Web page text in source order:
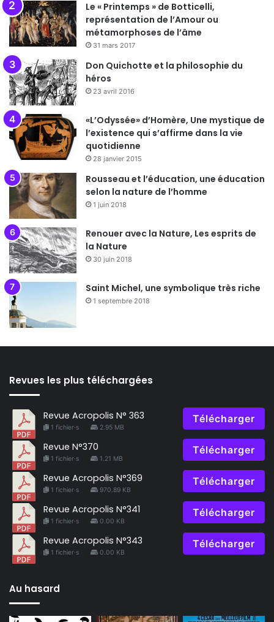
Le « Printemps » de Botticelli,
représentation de l’Amour ou
métamorphoses de l’âme
31 mars 2017
Don Quichotte et la philosophie du
héros
23 avril 2016
«L’Odyssée» d’Homère, Une mystique de
l’existence qui s’affirme dans la vie
quotidienne
28 janvier 2015
Rousseau et l’éducation, une éducation
selon la nature de l’homme
1 juin 2018
Renouer avec la Nature, Les esprits de
la Nature
30 juin 2018
Saint Michel, une symbolique très riche
1 septembre 2018
Revues les plus téléchargées
Revue Acropolis N° 363
1 fichier·s 2.95 MB
Télécharger
Revue N°370
1 fichier·s 1.21 MB
Télécharger
Revue Acropolis N°369
1 fichier·s 970.89 KB
Télécharger
Revue Acropolis N°341
1 fichier·s 0.00 KB
Télécharger
Revue Acropolis N°343
1 fichier·s 0.00 KB
Télécharger
Au hasard